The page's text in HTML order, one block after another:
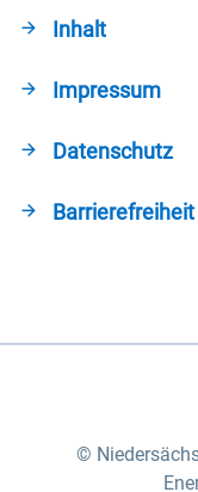
Inhalt
Impressum
Datenschutz
Barrierefreiheit